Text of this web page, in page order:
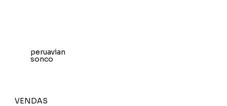
peruavian
sonco
VENDAS